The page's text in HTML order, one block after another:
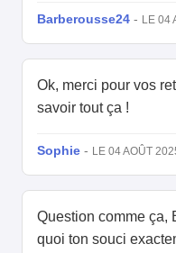
Barberousse24 - LE 04
Ok, merci pour vos
savoir tout ça !
Sophie - LE 04 AOÛT
Question comme ça,
quoi ton souci